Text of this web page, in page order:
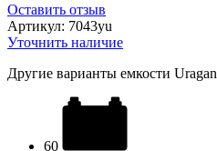
Оставить отзыв
Артикул: 7043yu
Уточнить наличие
Другие варианты емкости Uragan
60